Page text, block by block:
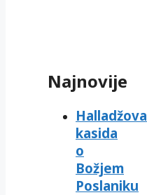
Najnovije
Halladžova
kasida
o
Božjem
Poslaniku